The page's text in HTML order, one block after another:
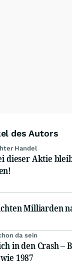
des Autors
Handel
dieser Aktie
Milliarden
da sein
in den Crash
1987